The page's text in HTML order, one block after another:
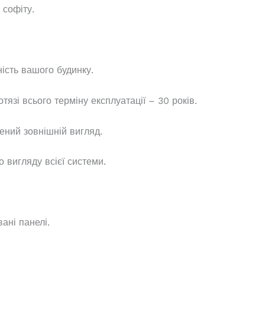
вашого будинку.
всього терміну експлуатації – 30 років.
зовнішній вигляд.
вигляду всієї системи.
панелі.